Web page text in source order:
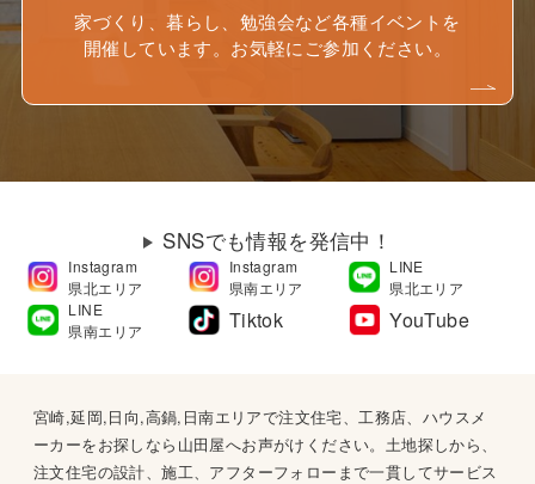
家づくり、暮らし、勉強会など各種イベントを
開催しています。お気軽にご参加ください。
SNSでも情報を発信中！
Instagram
県北エリア
Instagram
県南エリア
LINE
県北エリア
LINE
県南エリア
Tiktok YouTube
宮崎,延岡,日向,高鍋,日南エリアで注文住宅、工務店、ハウスメ
ーカーをお探しなら山田屋へお声がけください。土地探しから、
注文住宅の設計、施工、アフターフォローまで一貫してサービス